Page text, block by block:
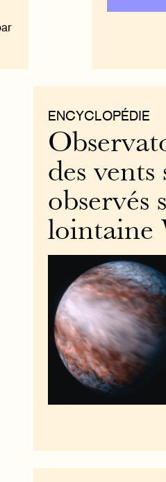
ENCYCLOPÉDIE
des vents
observés
lointaine